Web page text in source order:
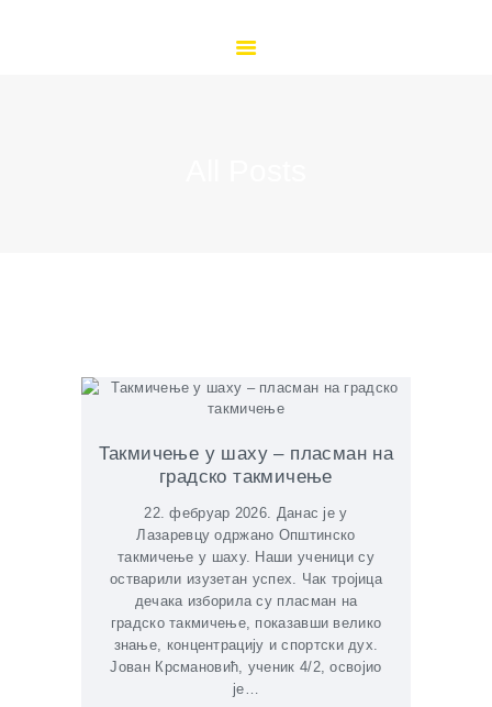
Такмичење у шаху – пласман на
градско такмичење
22. фебруар 2026. Данас је у
Лазаревцу одржано Општинско
такмичење у шаху. Наши ученици су
остварили изузетан успех. Чак тројица
дечака изборила су пласман на
градско такмичење, показавши велико
знање, концентрацију и спортски дух.
Јован Крсмановић, ученик 4/2, освојио
је…